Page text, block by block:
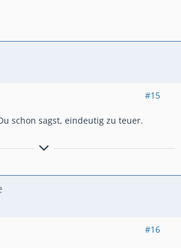
#15
schon sagst, eindeutig zu teuer.
CB 900F bol dor, CBX 750F, CBR 1000
43 in ständiger Verbesserung.
#16